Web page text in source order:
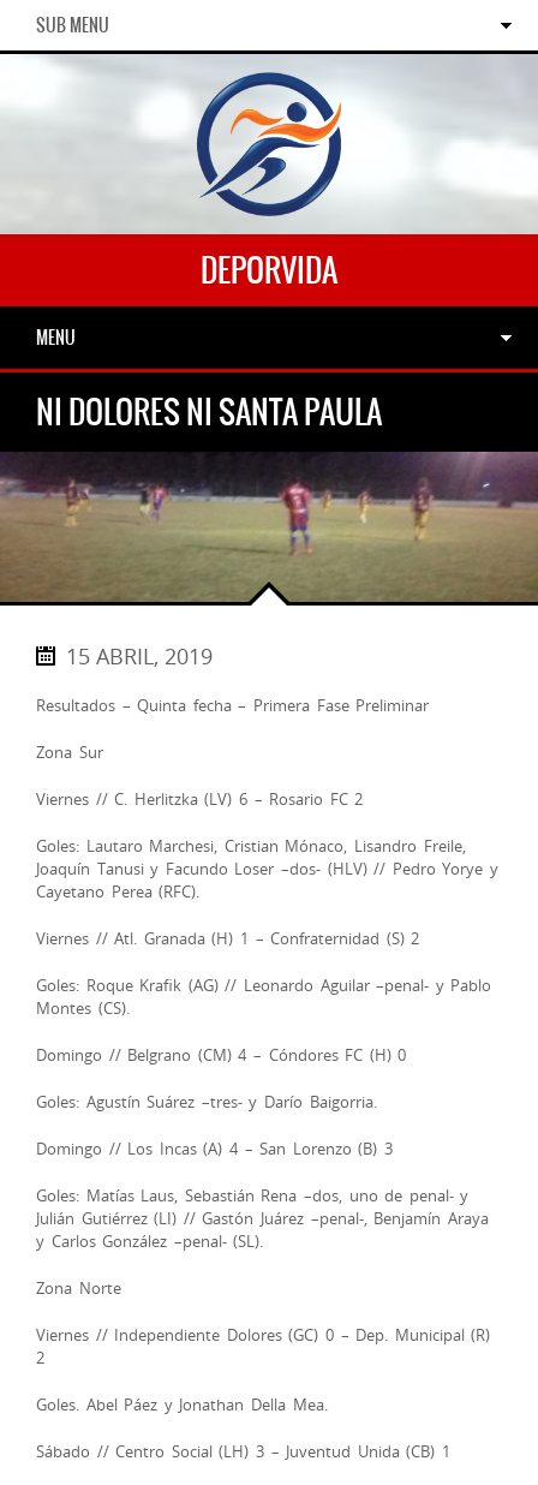
SUB MENU
DEPORVIDA
MENU
NI DOLORES NI SANTA PAULA
15 ABRIL, 2019
Resultados – Quinta fecha – Primera Fase Preliminar
Zona Sur
Viernes // C. Herlitzka (LV) 6 – Rosario FC 2
Goles: Lautaro Marchesi, Cristian Mónaco, Lisandro Freile,
Joaquín Tanusi y Facundo Loser –dos- (HLV) // Pedro Yorye y
Cayetano Perea (RFC).
Viernes // Atl. Granada (H) 1 – Confraternidad (S) 2
Goles: Roque Krafik (AG) // Leonardo Aguilar –penal- y Pablo
Montes (CS).
Domingo // Belgrano (CM) 4 – Cóndores FC (H) 0
Goles: Agustín Suárez –tres- y Darío Baigorria.
Domingo // Los Incas (A) 4 – San Lorenzo (B) 3
Goles: Matías Laus, Sebastián Rena –dos, uno de penal- y
Julián Gutiérrez (LI) // Gastón Juárez –penal-, Benjamín Araya
y Carlos González –penal- (SL).
Zona Norte
Viernes // Independiente Dolores (GC) 0 – Dep. Municipal (R)
2
Goles. Abel Páez y Jonathan Della Mea.
Sábado // Centro Social (LH) 3 – Juventud Unida (CB) 1